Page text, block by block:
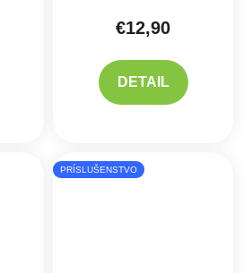
€12,90
DETAIL
PRÍSLUŠENSTVO